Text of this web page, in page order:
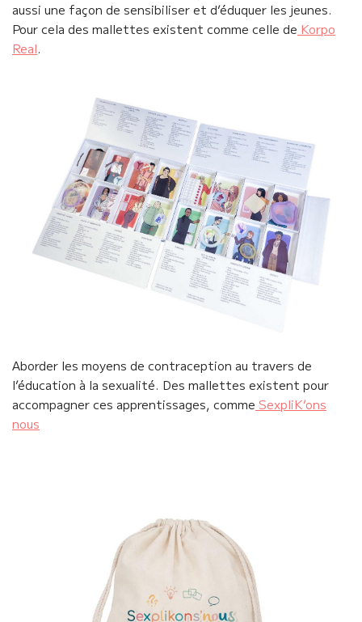
aussi une façon de sensibiliser et d’éduquer les jeunes.
Pour cela des mallettes existent comme celle de Korpo
Real.
Aborder les moyens de contraception au travers de
l’éducation à la sexualité. Des mallettes existent pour
accompagner ces apprentissages, comme SexpliK’ons
nous